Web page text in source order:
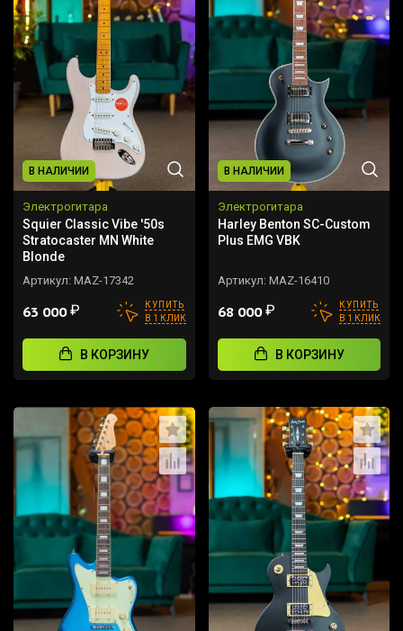
В НАЛИЧИИ
Электрогитара
Squier Classic Vibe '50s
Stratocaster MN White
Blonde
Артикул: MAZ-17342
63 000₽
КУПИТЬ
В 1 КЛИК
В КОРЗИНУ
В НАЛИЧИИ
Электрогитара
Harley Benton SC-Custom
Plus EMG VBK
Артикул: MAZ-16410
68 000₽
КУПИТЬ
В 1 КЛИК
В КОРЗИНУ